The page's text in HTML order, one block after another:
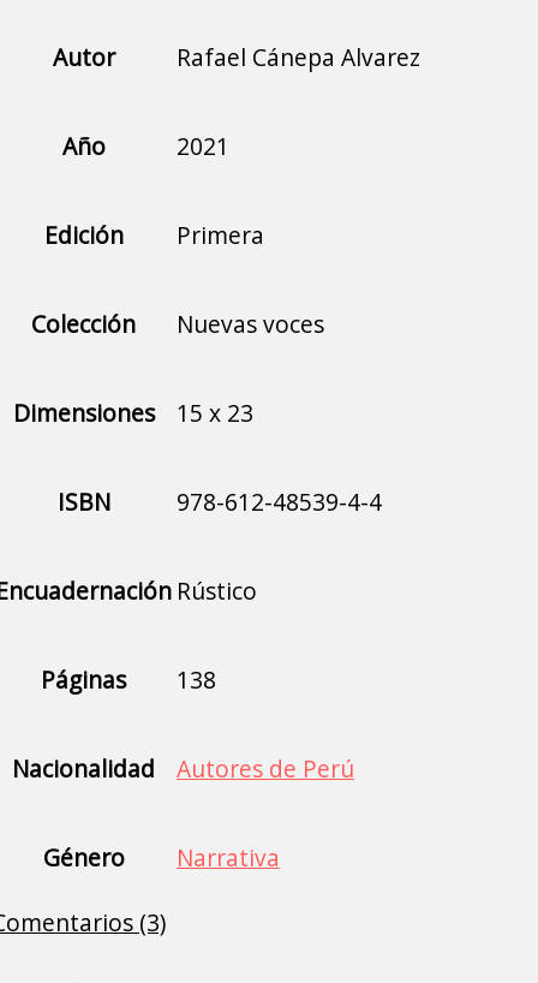
Autor Rafael Cánepa Alvarez
Año 2021
Edición Primera
Colección Nuevas voces
Dimensiones 15 x 23
ISBN 978-612-48539-4-4
Rústico
Páginas 138
Nacionalidad Autores de Perú
Género
Narrativa
(3)